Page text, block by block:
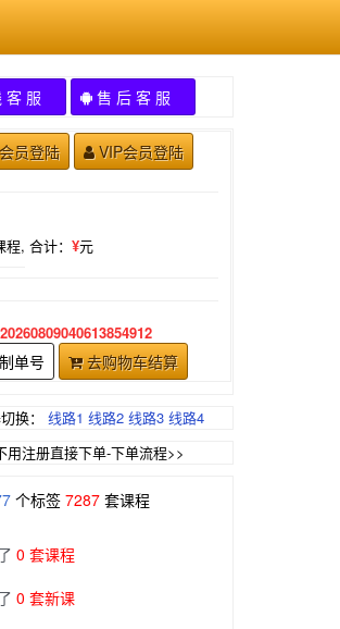
客 服 售 后 客 服
员登陆 VIP会员登陆
程, 合计：¥元
20260809040613854912
单号 去购物车结算
换： 线路1 线路2 线路3 线路4
用注册直接下单-下单流程>>
个标签7287套课程
0 套课程
0 套新课